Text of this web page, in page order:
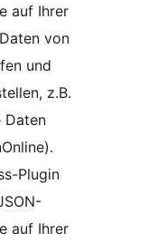
auf Ihrer
von
und
z.B.
Daten
Plugin
auf Ihrer